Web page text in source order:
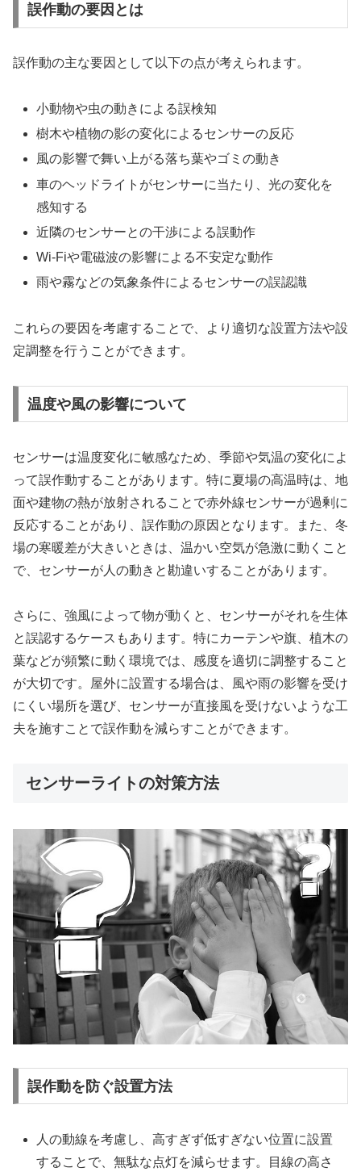
誤作動の要因とは
誤作動の主な要因として以下の点が考えられます。
小動物や虫の動きによる誤検知
樹木や植物の影の変化によるセンサーの反応
風の影響で舞い上がる落ち葉やゴミの動き
車のヘッドライトがセンサーに当たり、光の変化を
感知する
近隣のセンサーとの干渉による誤動作
Wi-Fiや電磁波の影響による不安定な動作
雨や霧などの気象条件によるセンサーの誤認識
これらの要因を考慮することで、より適切な設置方法や設
定調整を行うことができます。
温度や風の影響について
センサーは温度変化に敏感なため、季節や気温の変化によ
って誤作動することがあります。特に夏場の高温時は、地
面や建物の熱が放射されることで赤外線センサーが過剰に
反応することがあり、誤作動の原因となります。また、冬
場の寒暖差が大きいときは、温かい空気が急激に動くこと
で、センサーが人の動きと勘違いすることがあります。
さらに、強風によって物が動くと、センサーがそれを生体
と誤認するケースもあります。特にカーテンや旗、植木の
葉などが頻繁に動く環境では、感度を適切に調整すること
が大切です。屋外に設置する場合は、風や雨の影響を受け
にくい場所を選び、センサーが直接風を受けないような工
夫を施すことで誤作動を減らすことができます。
センサーライトの対策方法
誤作動を防ぐ設置方法
人の動線を考慮し、高すぎず低すぎない位置に設置
することで、無駄な点灯を減らせます。目線の高さ